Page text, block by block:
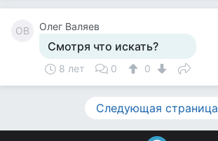
ОВ Олег Валяев
Смотря что искать?
8 лет 0 0
Следующая страница